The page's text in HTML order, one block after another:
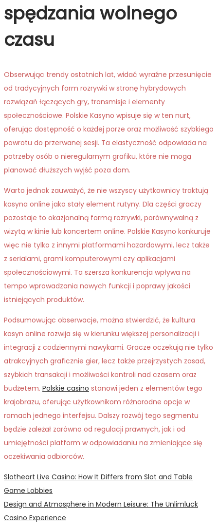
spędzania wolnego
czasu
Obserwując trendy ostatnich lat, widać wyraźne przesunięcie
od tradycyjnych form rozrywki w stronę hybrydowych
rozwiązań łączących gry, transmisje i elementy
społecznościowe. Polskie Kasyno wpisuje się w ten nurt,
oferując dostępność o każdej porze oraz możliwość szybkiego
powrotu do przerwanej sesji. Ta elastyczność odpowiada na
potrzeby osób o nieregularnym grafiku, które nie mogą
planować dłuższych wyjść poza dom.
Warto jednak zauważyć, że nie wszyscy użytkownicy traktują
kasyna online jako stały element rutyny. Dla części graczy
pozostaje to okazjonalną formą rozrywki, porównywalną z
wizytą w kinie lub koncertem online. Polskie Kasyno konkuruje
więc nie tylko z innymi platformami hazardowymi, lecz także
z serialami, grami komputerowymi czy aplikacjami
społecznościowymi. Ta szersza konkurencja wpływa na
tempo wprowadzania nowych funkcji i poprawy jakości
istniejących produktów.
Podsumowując obserwacje, można stwierdzić, że kultura
kasyn online rozwija się w kierunku większej personalizacji i
integracji z codziennymi nawykami. Gracze oczekują nie tylko
atrakcyjnych graficznie gier, lecz także przejrzystych zasad,
szybkich transakcji i możliwości kontroli nad czasem oraz
budżetem. Polskie casino stanowi jeden z elementów tego
krajobrazu, oferując użytkownikom różnorodne opcje w
ramach jednego interfejsu. Dalszy rozwój tego segmentu
będzie zależał zarówno od regulacji prawnych, jak i od
umiejętności platform w odpowiadaniu na zmieniające się
oczekiwania odbiorców.
Post
navigation
Previous
post:
Slotheart Live Casino: How It Differs from Slot and Table
Game Lobbies
Next
post:
Design and Atmosphere in Modern Leisure: The Unlimluck
Casino Experience